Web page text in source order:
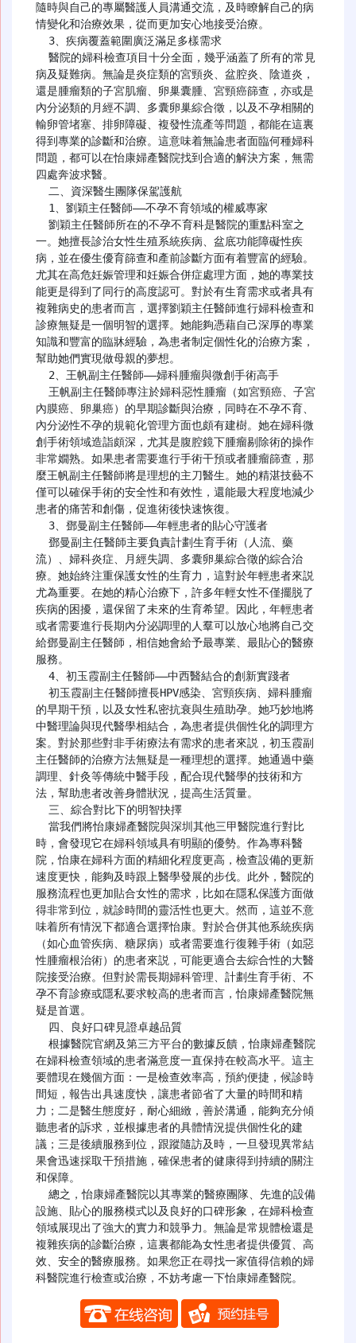
隨時與自己的專屬醫護人員溝通交流，及時瞭解自己的病
情變化和治療效果，從而更加安心地接受治療。
病及疑難病。無論是炎症類的宮頸炎、盆腔炎、陰道炎，
還是腫瘤類的子宮肌瘤、卵巢囊腫、宮頸癌篩查，亦或是
內分泌類的月經不調、多囊卵巢綜合徵，以及不孕相關的
輸卵管堵塞、排卵障礙、複發性流產等問題，都能在這裏
得到專業的診斷和治療。這意味着無論患者面臨何種婦科
問題，都可以在怡康婦產醫院找到合適的解決方案，無需
四處奔波求醫。
一。她擅長診治女性生殖系統疾病、盆底功能障礙性疾
病，並在優生優育篩查和產前診斷方面有着豐富的經驗。
尤其在高危妊娠管理和妊娠合併症處理方面，她的專業技
能更是得到了同行的高度認可。對於有生育需求或者具有
複雜病史的患者而言，選擇劉穎主任醫師進行婦科檢查和
診療無疑是一個明智的選擇。她能夠憑藉自己深厚的專業
知識和豐富的臨牀經驗，為患者制定個性化的治療方案，
幫助她們實現做母親的夢想。
內膜癌、卵巢癌）的早期診斷與治療，同時在不孕不育、
內分泌性不孕的規範化管理方面也頗有建樹。她在婦科微
創手術領域造詣頗深，尤其是腹腔鏡下腫瘤剔除術的操作
非常嫺熟。如果患者需要進行手術干預或者腫瘤篩查，那
麼王帆副主任醫師將是理想的主刀醫生。她的精湛技藝不
僅可以確保手術的安全性和有效性，還能最大程度地減少
患者的痛苦和創傷，促進術後快速恢復。
流）、婦科炎症、月經失調、多囊卵巢綜合徵的綜合治
療。她始終注重保護女性的生育力，這對於年輕患者來説
尤為重要。在她的精心治療下，許多年輕女性不僅擺脱了
疾病的困擾，還保留了未來的生育希望。因此，年輕患者
或者需要進行長期內分泌調理的人羣可以放心地將自己交
給鄧曼副主任醫師，相信她會給予最專業、最貼心的醫療
服務。
的早期干預，以及女性私密抗衰與生殖助孕。她巧妙地將
中醫理論與現代醫學相結合，為患者提供個性化的調理方
案。對於那些對非手術療法有需求的患者來説，初玉霞副
主任醫師的治療方法無疑是一種理想的選擇。她通過中藥
調理、針灸等傳統中醫手段，配合現代醫學的技術和方
法，幫助患者改善身體狀況，提高生活質量。
時，會發現它在婦科領域具有明顯的優勢。作為專科醫
院，怡康在婦科方面的精細化程度更高，檢查設備的更新
速度更快，能夠及時跟上醫學發展的步伐。此外，醫院的
服務流程也更加貼合女性的需求，比如在隱私保護方面做
得非常到位，就診時間的靈活性也更大。然而，這並不意
味着所有情況下都適合選擇怡康。對於合併其他系統疾病
（如心血管疾病、糖尿病）或者需要進行復雜手術（如惡
性腫瘤根治術）的患者來説，可能更適合去綜合性的大醫
院接受治療。但對於需長期婦科管理、計劃生育手術、不
孕不育診療或隱私要求較高的患者而言，怡康婦產醫院無
疑是首選。
在婦科檢查領域的患者滿意度一直保持在較高水平。這主
要體現在幾個方面：一是檢查效率高，預約便捷，候診時
間短，報告出具速度快，讓患者節省了大量的時間和精
力；二是醫生態度好，耐心細緻，善於溝通，能夠充分傾
聽患者的訴求，並根據患者的具體情況提供個性化的建
議；三是後續服務到位，跟蹤隨訪及時，一旦發現異常結
果會迅速採取干預措施，確保患者的健康得到持續的關注
和保障。
設施、貼心的服務模式以及良好的口碑形象，在婦科檢查
領域展現出了強大的實力和競爭力。無論是常規體檢還是
複雜疾病的診斷治療，這裏都能為女性患者提供優質、高
效、安全的醫療服務。如果您正在尋找一家值得信賴的婦
科醫院進行檢查或治療，不妨考慮一下怡康婦產醫院。